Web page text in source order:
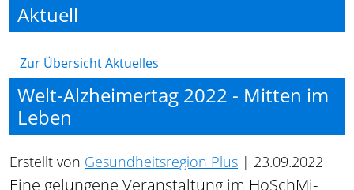
Aktuell
Zur Übersicht Aktuelles
Welt-Alzheimertag 2022 - Mitten im
Leben
Erstellt von Gesundheitsregion Plus | 23.09.2022
Eine gelungene Veranstaltung im HoSchMi-